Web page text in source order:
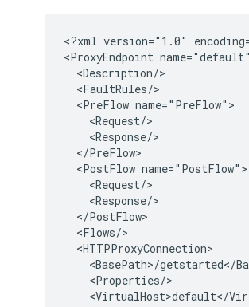
<?xml version="1.0"
<ProxyEndpoint
  <Description/>
  <FaultRules/>
  <PreFlow name="PreFlow">
    <Request/>
    <Response/>
  </PreFlow>
  <PostFlow name="PostFlow">
    <Request/>
    <Response/>
  </PostFlow>
  <Flows/>
  <HTTPProxyConnection>
<BasePath>/getstarted</
    <Properties/>
<VirtualHost>default</